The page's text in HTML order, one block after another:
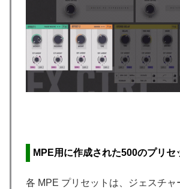
MPE用に作成された500のプリセ
各 MPE プリセットは、ジェスチャ